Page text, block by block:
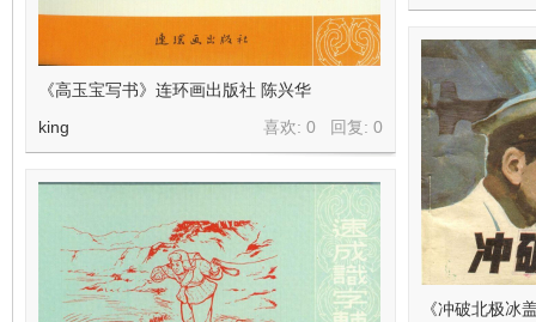
《高玉宝写书》连环画出版社 陈兴华
喜欢: 0 回复: 0
king
《冲破北极冰